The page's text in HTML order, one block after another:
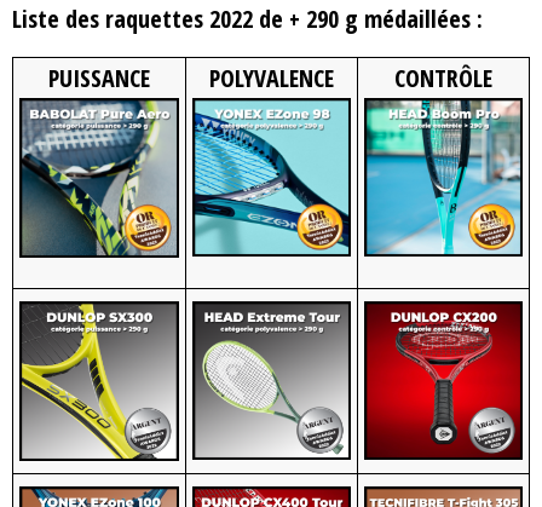
Liste des raquettes 2022 de + 290 g médaillées :
PUISSANCE
POLYVALENCE CONTRÔLE